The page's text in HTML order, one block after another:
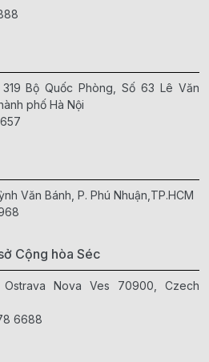
Bộ Quốc Phòng, Số 63 Lê Văn
phố Hà Nội
Văn Bánh, P. Phú Nhuận,TP.HCM
Cộng hòa Séc
Nova Ves 70900, Czech
6688